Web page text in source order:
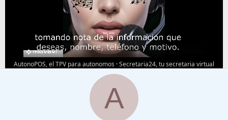
AutonoPOS, el TPV para autonomos ·Secretaria24, tu secretaria virtual
A